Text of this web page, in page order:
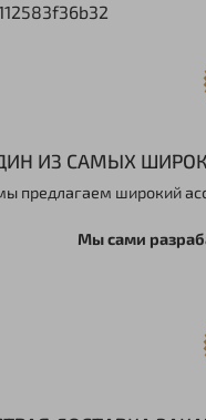
ИЗ САМЫХ
предлагаем широкий
Мы сами